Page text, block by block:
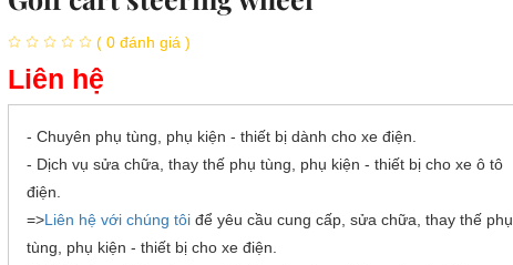
( 0 đánh giá )
Liên hệ
- Chuyên phụ tùng, phụ kiện - thiết bị dành cho xe điện.
- Dịch vụ sửa chữa, thay thế phụ tùng, phụ kiện - thiết bị cho xe ô tô
điện.
=>Liên hệ với chúng tôiđể yêu cầu cung cấp, sửa chữa, thay thế phụ
tùng, phụ kiện - thiết bị cho xe điện.